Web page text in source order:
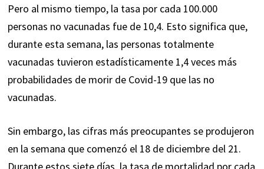
Pero al mismo tiempo, la tasa por cada 100.000
personas no vacunadas fue de 10,4. Esto significa que,
durante esta semana, las personas totalmente
vacunadas tuvieron estadísticamente 1,4 veces más
probabilidades de morir de Covid-19 que las no
vacunadas.
Sin embargo, las cifras más preocupantes se produjeron
en la semana que comenzó el 18 de diciembre del 21.
Durante estos siete días, la tasa de mortalidad por cada